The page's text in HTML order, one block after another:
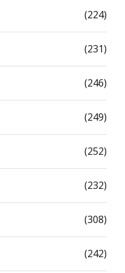
(224)
(231)
(246)
(249)
(252)
(232)
(308)
(242)